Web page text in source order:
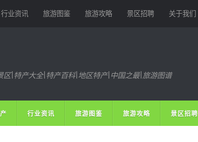
行业资讯 旅游图鉴 旅游攻略 景区招聘 关于我们
|特产大全|特产百科|地区特产|中国之最|旅游图谱
行业资讯 旅游图鉴 旅游攻略 景区招聘